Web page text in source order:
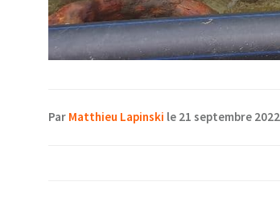
Par Matthieu Lapinski le 21 septembre 2022